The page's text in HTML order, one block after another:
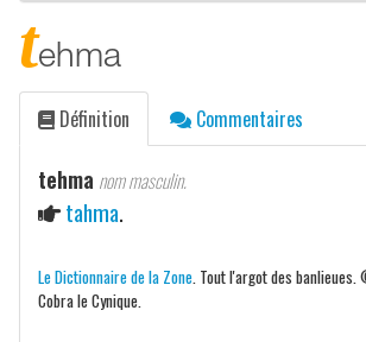
tehma
Définition Commentaires
tehma nom masculin.
tahma.
Le Dictionnaire de la Zone . Tout l'argot des
Cobra le Cynique.